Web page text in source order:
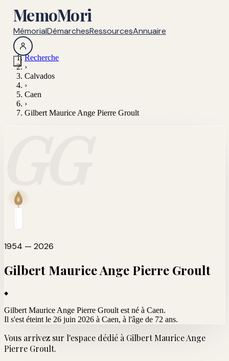
MemoMori
MémorialDémarchesRessourcesAnnuaire
Recherche
›
Calvados
›
Caen
›
Gilbert Maurice Ange Pierre Groult
1954 — 2026
Gilbert Maurice Ange Pierre Groult
Gilbert Maurice Ange Pierre Groult est né à Caen.
Il s'est éteint le 26 juin 2026 à Caen, à l'âge de 72 ans.
Vous arrivez sur l'espace dédié à Gilbert Maurice Ange
Pierre Groult.